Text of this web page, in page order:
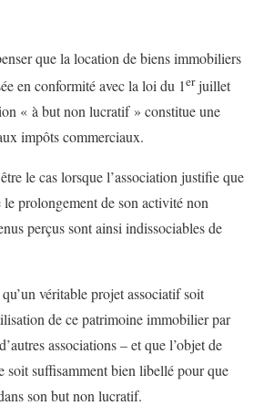
que la location de biens immobiliers
en conformité avec la loi du 1erjuillet
« à but non lucratif » constitue une
impôts commerciaux.
le cas lorsque l’association justifie que
prolongement de son activité non
perçus sont ainsi indissociables de
véritable projet associatif soit
de ce patrimoine immobilier par
associations – et que l’objet de
soit suffisamment bien libellé pour que
son but non lucratif.